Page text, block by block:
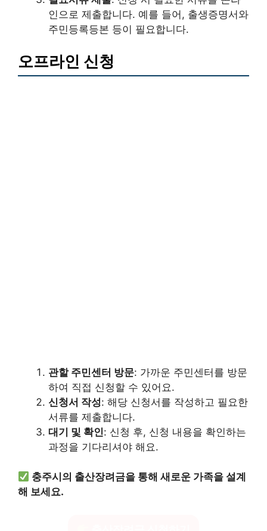
인으로 제출합니다. 예를 들어, 출생증명서와
주민등록등본 등이 필요합니다.
오프라인 신청
관할 주민센터 방문: 가까운 주민센터를 방문
하여 직접 신청할 수 있어요.
신청서 작성: 해당 신청서를 작성하고 필요한
서류를 제출합니다.
대기 및 확인: 신청 후, 신청 내용을 확인하는
과정을 기다리셔야 해요.
충주시의 출산장려금을 통해 새로운 가족을 설계
해 보세요.